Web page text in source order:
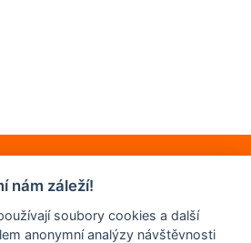
nám záleží!
soubory cookies a další
anonymní analýzy návštěvnosti